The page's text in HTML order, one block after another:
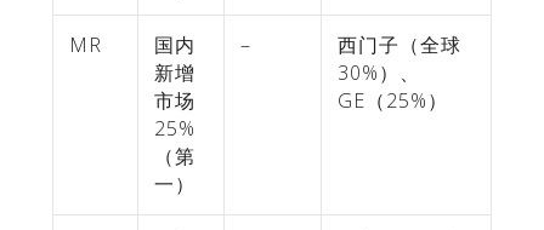
MR
国内
新增
市场
25%
（第
一）
–
西门子（全球
30%）、
GE（25%）